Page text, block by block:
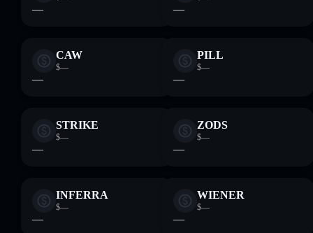
— —
CAW
$—
—
PILL
$—
—
STRIKE
$—
—
ZODS
$—
—
INFERRA
$—
—
WIENER
$—
—